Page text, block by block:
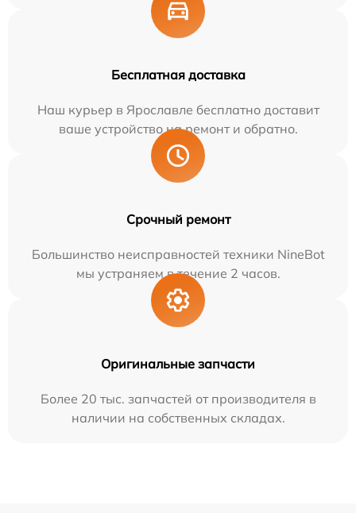
Бесплатная доставка
Наш курьер в Ярославле бесплатно доставит
ваше устройство на ремонт и обратно.
Срочный ремонт
Большинство неисправностей техники NineBot
мы устраняем в течение 2 часов.
Оригинальные запчасти
Более 20 тыс. запчастей от производителя в
наличии на собственных складах.